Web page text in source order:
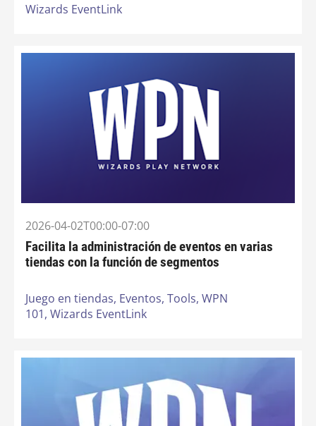
Wizards EventLink
2026-04-02T00:00-07:00
Facilita la administración de eventos en varias
tiendas con la función de segmentos
Juego en tiendas, Eventos, Tools, WPN
101, Wizards EventLink